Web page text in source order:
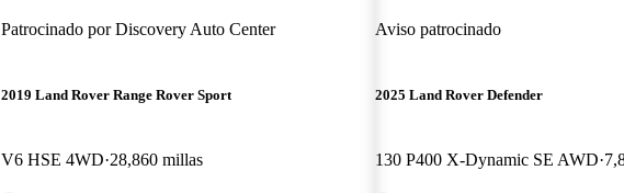
Patrocinado porDiscovery Auto Center
2019 Land Rover Range Rover Sport
V6 HSE 4WD 28,860 millas
Aviso patrocinado
2025 Land Rover Defender
130 P400 X-Dynamic SE AWD